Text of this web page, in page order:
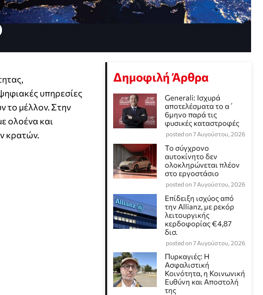
υπηρεσίες
το μέλλον. Στην
ολοένα και
κρατών.
Δημοφιλή Άρθρα
Generali: Ισχυρά
αποτελέσματα το α΄
6μηνο παρά τις
φυσικές καταστροφές
posted on 7 Αυγούστου, 2026
Το σύγχρονο
αυτοκίνητο δεν
ολοκληρώνεται πλέον
στο εργοστάσιο
posted on 7 Αυγούστου, 2026
Επίδειξη ισχύος από
την Allianz, με ρεκόρ
λειτουργικής
κερδοφορίας €4,87
δισ.
posted on 7 Αυγούστου, 2026
Πυρκαγιές: Η
Ασφαλιστική
Κοινότητα, η Κοινωνική
Ευθύνη και Αποστολή
της